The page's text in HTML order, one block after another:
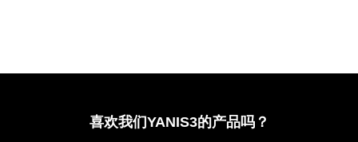
喜欢我们YANIS3的产品吗？